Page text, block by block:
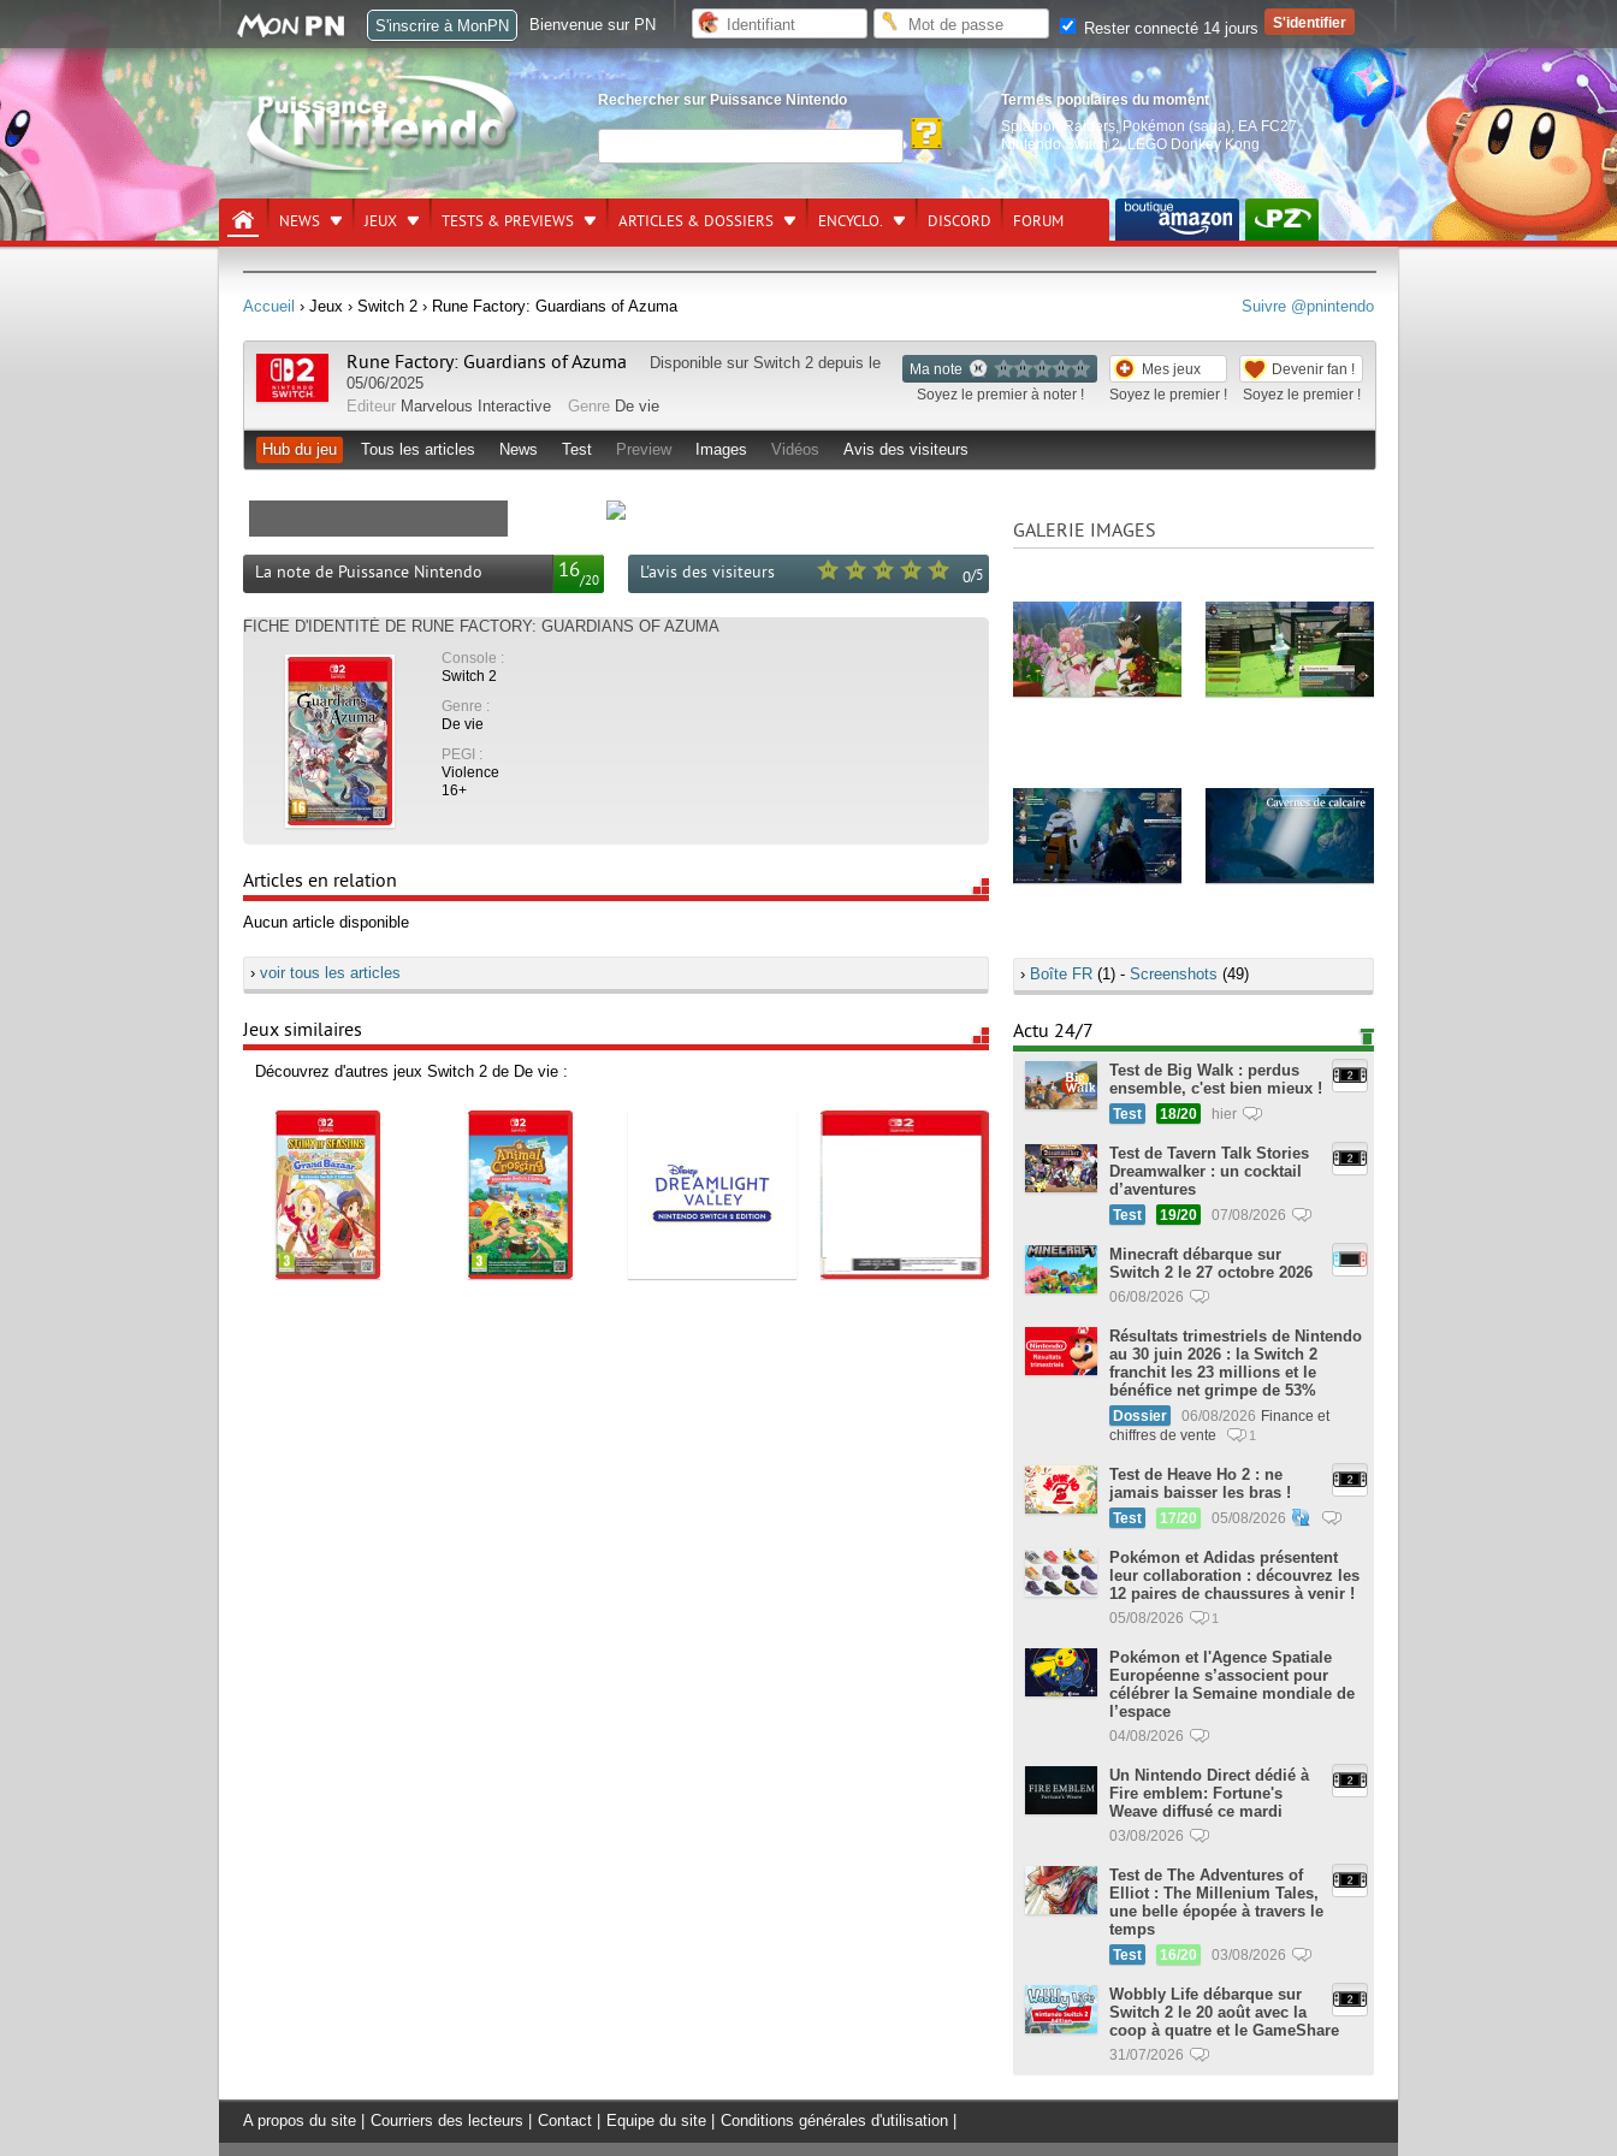
Rechercher sur Puissance Nintendo
Termes populaires du moment
Splatoon Raiders, Pokémon (saga) EA FC27,
Nintendo Switch 2,LEGO Donkey Kong
NEWS JEUX TESTS & PREVIEWS ARTICLES & DOSSIERS ENCYCLO. DISCORD FORUM
Suivre @pnintendo
Accueil › Jeux › Switch 2 › Rune Factory: Guardians of Azuma
Ma note
Soyez le premier à noter !
Mes jeux
Soyez le premier !
Devenir fan !
Soyez le premier !
Rune Factory: Guardians of Azuma Disponible sur Switch 2 depuis le
05/06/2025
Editeur Marvelous Interactive Genre De vie
Hub du jeu Tous les articles News Test Preview Images Vidéos Avis des visiteurs
À LIRE :
Test
16/20
La note de Puissance Nintendo 0/5
L'avis des visiteurs
FICHE D'IDENTITÉ DE RUNE FACTORY: GUARDIANS OF AZUMA
Console :
Switch 2
Genre :
De vie
PEGI :
Violence
16+
Articles en relation
Aucun article disponible
› voir tous les articles
Jeux similaires
Découvrez d'autres jeux Switch 2 de De vie :
GALERIE IMAGES
› Boîte FR (1) - Screenshots (49)
Actu 24/7
Test de Big Walk : perdus
ensemble, c'est bien mieux !
Test 18/20 hier
Test de Tavern Talk Stories
Dreamwalker : un cocktail
d’aventures
Test 19/20 07/08/2026
Minecraft débarque sur
Switch 2 le 27 octobre 2026
06/08/2026
Résultats trimestriels de Nintendo
au 30 juin 2026 : la Switch 2
franchit les 23 millions et le
bénéfice net grimpe de 53%
Dossier 06/08/2026 Finance et
chiffres de vente
1
Test de Heave Ho 2 : ne
jamais baisser les bras !
Test 17/20 05/08/2026
Pokémon et Adidas présentent
leur collaboration : découvrez les
12 paires de chaussures à venir !
05/08/2026 1
Pokémon et l'Agence Spatiale
Européenne s’associent pour
célébrer la Semaine mondiale de
l’espace
04/08/2026
Un Nintendo Direct dédié à
Fire emblem: Fortune's
Weave diffusé ce mardi
03/08/2026
Test de The Adventures of
Elliot : The Millenium Tales,
une belle épopée à travers le
temps
Test 16/20 03/08/2026
Wobbly Life débarque sur
Switch 2 le 20 août avec la
coop à quatre et le GameShare
31/07/2026
A propos du site Courriers des lecteurs Contact Equipe du site Conditions générales d'utilisation
S'inscrire à MonPN Bienvenue sur PN Rester connecté 14 jours